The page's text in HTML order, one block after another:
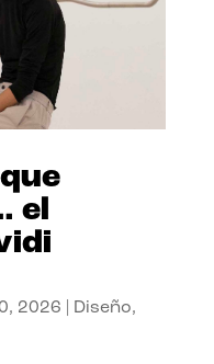
el
2026 Diseño,